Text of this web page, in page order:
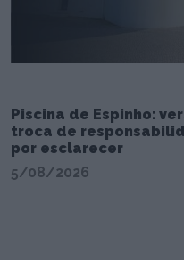
Piscina de Espinho:
troca de
por esclarecer
5/08/2026